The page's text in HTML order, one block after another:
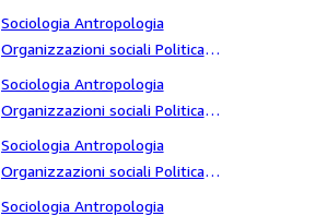
Massoneria Sette Antifascismo
Sociologia Antropologia
Organizzazioni sociali Politica
Massoneria Sette Antologia
Sociologia Antropologia
Organizzazioni sociali Politica
Massoneria Sette Antropologia
Sociologia Antropologia
Organizzazioni sociali Politica
Massoneria Sette Architettura del
Sociologia Antropologia